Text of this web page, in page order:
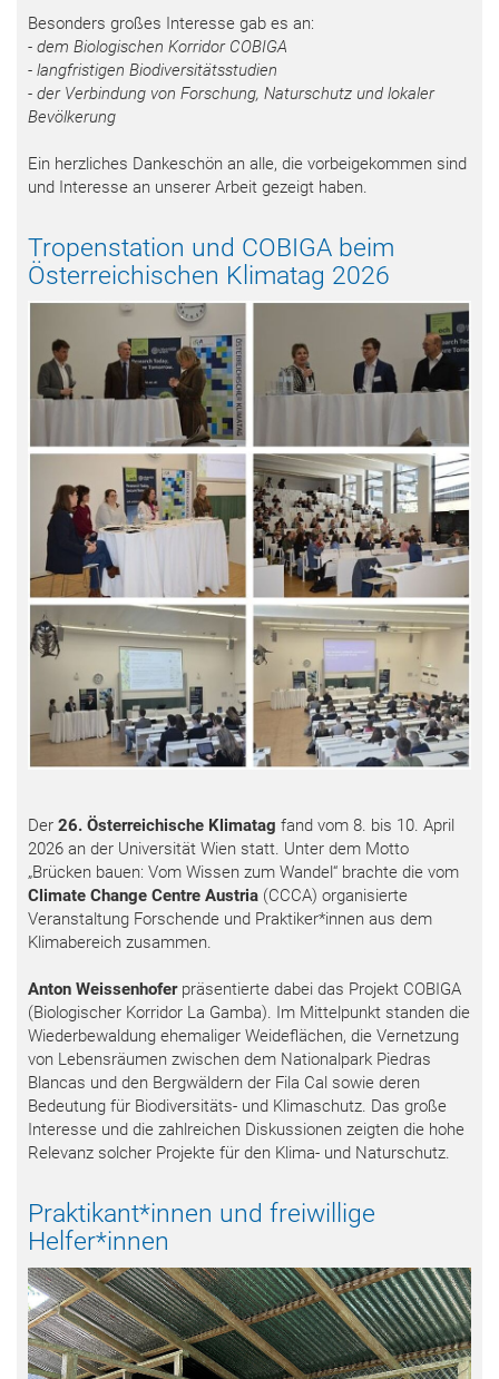
Besonders großes Interesse gab es an:
- dem Biologischen Korridor COBIGA
- langfristigen Biodiversitätsstudien
- der Verbindung von Forschung, Naturschutz und lokaler
Bevölkerung
Ein herzliches Dankeschön an alle, die vorbeigekommen sind
und Interesse an unserer Arbeit gezeigt haben.
Tropenstation und COBIGA beim
Österreichischen Klimatag 2026
Der 26. Österreichische Klimatag fand vom 8. bis 10. April
2026 an der Universität Wien statt. Unter dem Motto
„Brücken bauen: Vom Wissen zum Wandel“ brachte die vom
Climate Change Centre Austria (CCCA) organisierte
Veranstaltung Forschende und Praktiker*innen aus dem
Klimabereich zusammen.
Anton Weissenhoferpräsentierte dabei das Projekt COBIGA
(Biologischer Korridor La Gamba). Im Mittelpunkt standen die
Wiederbewaldung ehemaliger Weideflächen, die Vernetzung
von Lebensräumen zwischen dem Nationalpark Piedras
Blancas und den Bergwäldern der Fila Cal sowie deren
Bedeutung für Biodiversitäts- und Klimaschutz. Das große
Interesse und die zahlreichen Diskussionen zeigten die hohe
Relevanz solcher Projekte für den Klima- und Naturschutz.
Praktikant*innen und freiwillige
Helfer*innen